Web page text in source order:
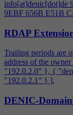
info[at]denic[dot]de
9EBF 656B E51B
RDAP
Trailing periods are
address of the
"192.0.2.0" }, {
"192.0.2.1" } ],
DENIC-